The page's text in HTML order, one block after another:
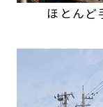
ほとんど